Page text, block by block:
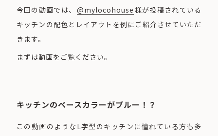
今回の動画では、 @mylocohouse 様が投稿されている
キッチンの配色とレイアウトを例にご紹介させていただ
きます。
まずは動画をご覧ください。
キッチンのベースカラーがブルー！？
この動画のようなL字型のキッチンに憧れている方も多